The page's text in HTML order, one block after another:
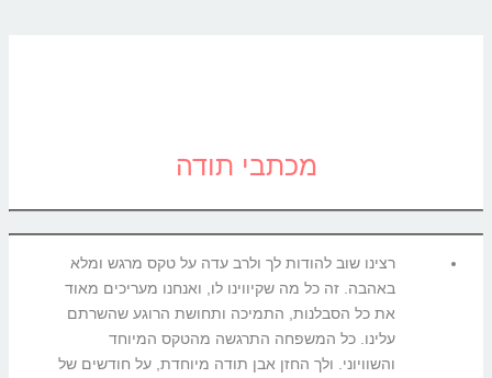
מכתבי תודה
רצינו שוב להודות לך ולרב עדה על טקס מרגש ומלא
באהבה. זה כל מה שקיווינו לו, ואנחנו מעריכים מאוד
את כל הסבלנות, התמיכה ותחושת הרוגע שהשרתם
עלינו. כל המשפחה התרגשה מהטקס המיוחד
והשוויוני. ולך החזן אבן תודה מיוחדת, על חודשים של